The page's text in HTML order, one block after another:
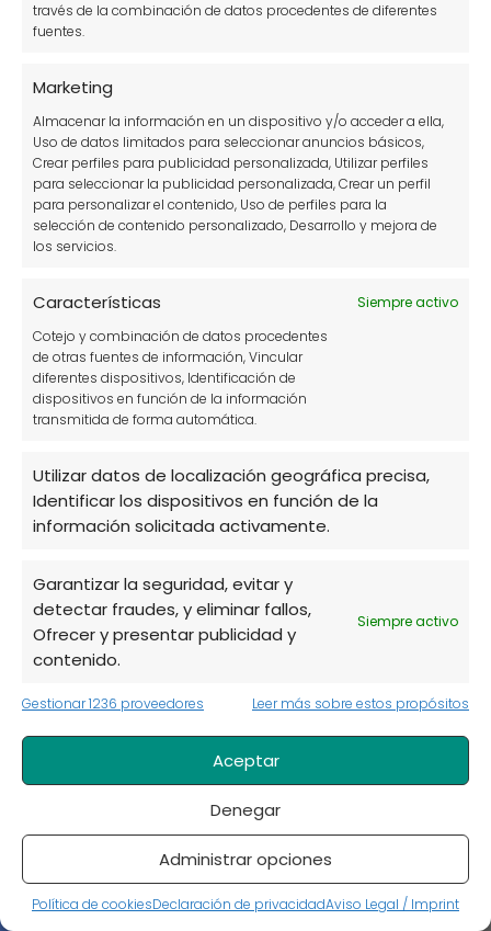
través de la combinación de datos procedentes de diferentes
fuentes.
Marketing
Almacenar la información en un dispositivo y/o acceder a ella,
Uso de datos limitados para seleccionar anuncios básicos,
Crear perfiles para publicidad personalizada, Utilizar perfiles
para seleccionar la publicidad personalizada, Crear un perfil
para personalizar el contenido, Uso de perfiles para la
selección de contenido personalizado, Desarrollo y mejora de
los servicios.
Características
Siempre activo
Cotejo y combinación de datos procedentes
de otras fuentes de información, Vincular
diferentes dispositivos, Identificación de
dispositivos en función de la información
transmitida de forma automática.
Utilizar datos de localización geográfica precisa,
Identificar los dispositivos en función de la
información solicitada activamente.
Garantizar la seguridad, evitar y
detectar fraudes, y eliminar fallos,
Ofrecer y presentar publicidad y
contenido.
Siempre activo
Gestionar 1236 proveedores Leer más sobre estos propósitos
Aceptar
Denegar
Administrar opciones
Política de cookiesDeclaración de privacidadAviso Legal / Imprint
Tomate azul o tomate morado: características y
Herbicida casero, natural y ecológico para acabar
con las malas hierbas
Categorías
Accesorios para jardín
Construcción de estructuras
Cuidado de plantas
Cultivos en vertical
Decoración de jardines
Herramientas y estructuras del huerto
Huerto
Mascotas y animales domésticos
Plagas